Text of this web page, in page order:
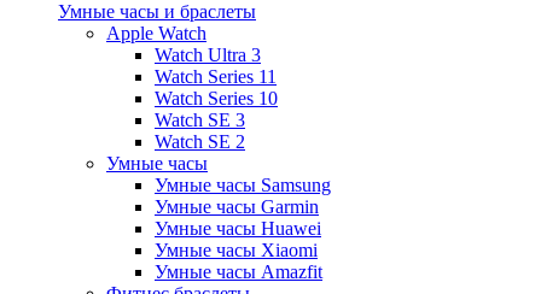
Умные часы и браслеты
Apple Watch
Watch Ultra 3
Watch Series 11
Watch Series 10
Watch SE 3
Watch SE 2
Умные часы
Умные часы Samsung
Умные часы Garmin
Умные часы Huawei
Умные часы Xiaomi
Умные часы Amazfit